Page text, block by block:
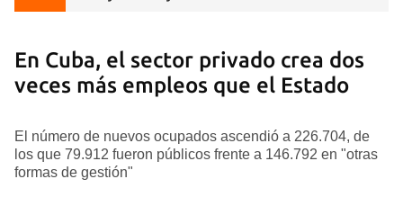
En Cuba, el sector privado crea dos
veces más empleos que el Estado
El número de nuevos ocupados ascendió a 226.704, de
los que 79.912 fueron públicos frente a 146.792 en "otras
formas de gestión"